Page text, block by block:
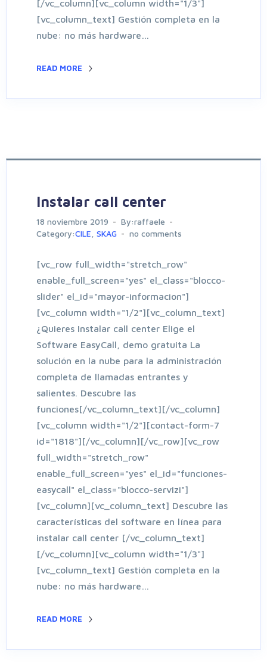
[/vc_column][vc_column width="1/3"]
[vc_column_text] Gestión completa en la
nube: no más hardware…
READ MORE
Instalar call center
18 noviembre 2019
By:raffaele
Category:CILE SKAG no comments
[vc_row full_width="stretch_row"
enable_full_screen="yes" el_class="blocco-
slider" el_id="mayor-informacion"]
[vc_column width="1/2"][vc_column_text]
¿Quieres Instalar call center Elige el
Software EasyCall, demo gratuita La
solución en la nube para la administración
completa de llamadas entrantes y
salientes. Descubre las
funciones[/vc_column_text][/vc_column]
[vc_column width="1/2"][contact-form-7
id="1818"][/vc_column][/vc_row][vc_row
full_width="stretch_row"
enable_full_screen="yes" el_id="funciones-
easycall" el_class="blocco-servizi"]
[vc_column][vc_column_text] Descubre las
características del software en línea para
instalar call center [/vc_column_text]
[/vc_column][vc_column width="1/3"]
[vc_column_text] Gestión completa en la
nube: no más hardware…
READ MORE